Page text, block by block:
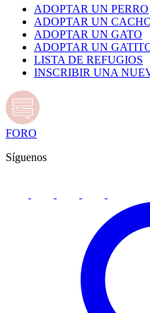
ADOPTAR UN PERRO
ADOPTAR UN
ADOPTAR UN GATO
ADOPTAR UN
LISTA DE REFUGIOS
INSCRIBIR UNA
FORO
Síguenos